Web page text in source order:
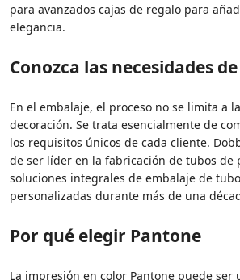
para avanzados cajas de regalo para
elegancia.
Conozca las necesidades
En el embalaje, el proceso no se limita a
decoración. Se trata esencialmente de
los requisitos únicos de cada cliente.
de ser líder en la fabricación de tubos de
soluciones integrales de embalaje de
personalizadas durante más de una
Por qué elegir Pantone
La impresión en color Pantone puede ser